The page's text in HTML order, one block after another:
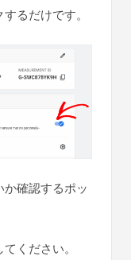
るだけです。
確認するポッ
ください。